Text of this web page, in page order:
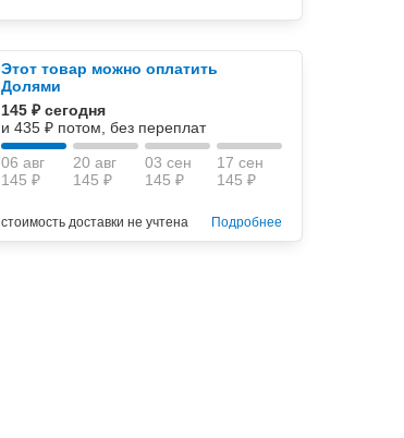
Этот товар можно оплатить
Долями
145 ₽ сегодня
и 435 ₽ потом, без переплат
06 авг
145 ₽
20 авг
145 ₽
03 сен
145 ₽
17 сен
145 ₽
стоимость доставки не учтена Подробнее